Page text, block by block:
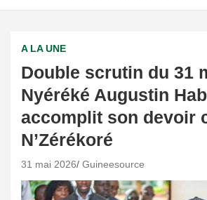
A LA UNE
Double scrutin du 31
Nyéréké Augustin
accomplit son devoir
N’Zérékoré
31 mai 2026 Guineesource